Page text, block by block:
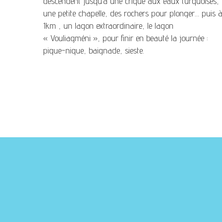
une petite chapelle, des rochers pour plonger… puis à
1km , un lagon extraordinaire, le lagon
« Vouliagméni », pour finir en beauté la journée :
pique-nique, baignade, sieste.